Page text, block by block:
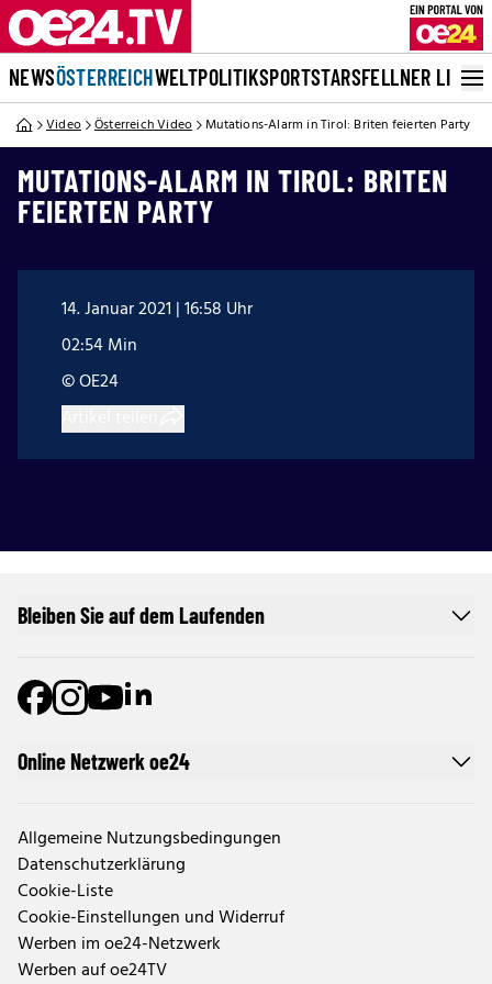
NEWSÖSTERREICHWELTPOLITIKSPORTSTARSFELLNER LIVE
Video Österreich Video Mutations-Alarm in Tirol: Briten feierten Party
MUTATIONS-ALARM IN TIROL: BRITEN
FEIERTEN PARTY
14. Januar 2021 | 16:58 Uhr
02:54 Min
© OE24
Online Netzwerk oe24
Allgemeine Nutzungsbedingungen
Datenschutzerklärung
Cookie-Liste
Cookie-Einstellungen und Widerruf
Werben im oe24-Netzwerk
Werben auf oe24TV
Bleiben Sie auf dem Laufenden